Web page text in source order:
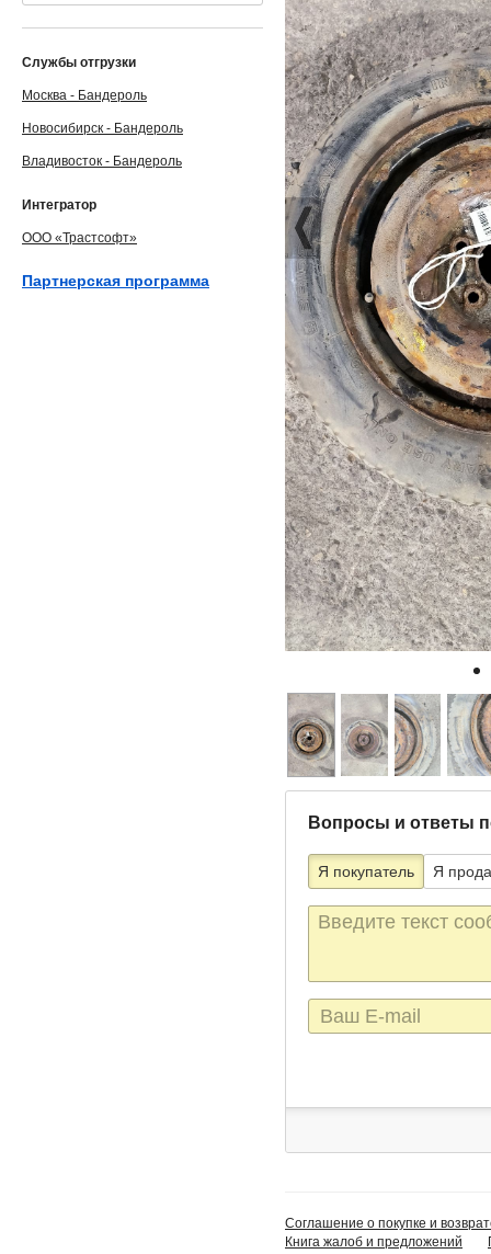
Вопросы и ответы
Я покупатель Я
Текст
сообщения
E-
mail
Службы отгрузки
Москва - Бандероль
Новосибирск - Бандероль
Владивосток - Бандероль
Интегратор
ООО «Трастсофт»
Партнерская программа
Соглашение о покупке и
Книга жалоб и предложений